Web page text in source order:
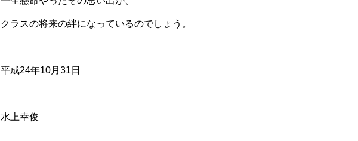
クラスの将来の絆になっているのでしょう。
平成24年10月31日
水上幸俊